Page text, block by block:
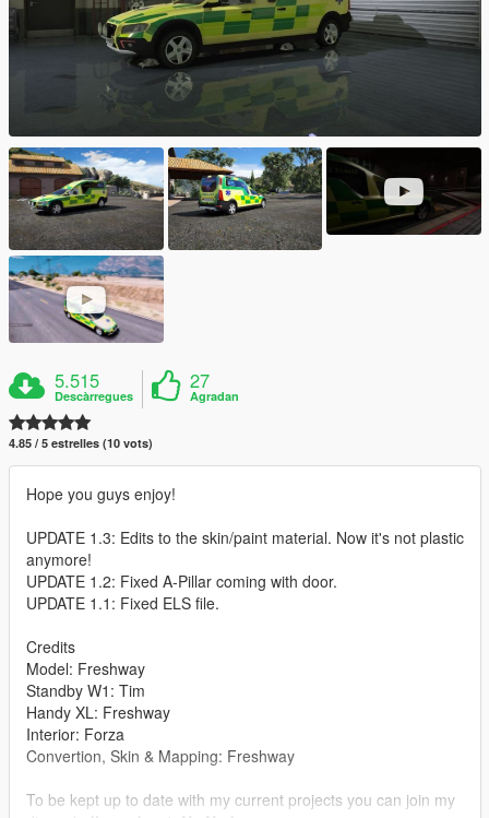
5.515
Descàrregues
27
Agradan
4.85 / 5 estrelles (10 vots)
Hope you guys enjoy!
UPDATE 1.3: Edits to the skin/paint material. Now it's not plastic
anymore!
UPDATE 1.2: Fixed A-Pillar coming with door.
UPDATE 1.1: Fixed ELS file.
Credits
Model: Freshway
Standby W1: Tim
Handy XL: Freshway
Interior: Forza
Convertion, Skin & Mapping: Freshway
To be kept up to date with my current projects you can join my